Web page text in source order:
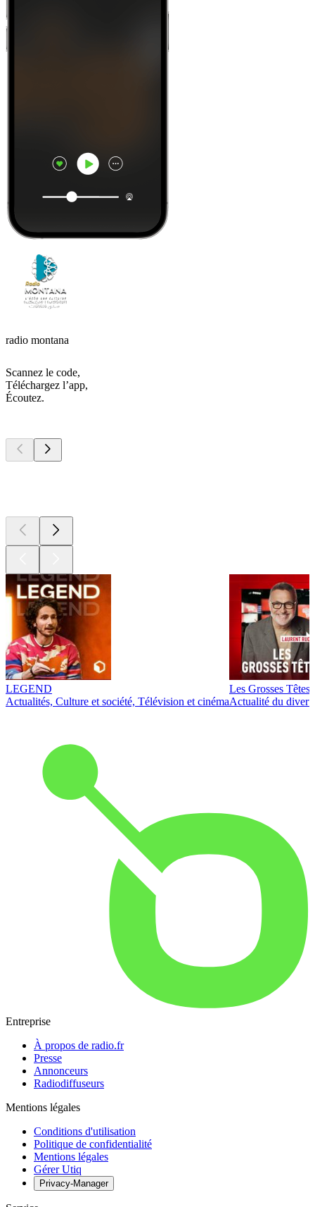
radio montana
Scannez le code,
Téléchargez l’app,
Écoutez.
LEGEND
Actualités, Culture et société, Télévision et cinéma
Les Grosses Têtes
Actualité du
Entreprise
À propos de radio.fr
Presse
Annonceurs
Radiodiffuseurs
Mentions légales
Conditions d'utilisation
Politique de confidentialité
Mentions légales
Gérer Utiq
Privacy-Manager